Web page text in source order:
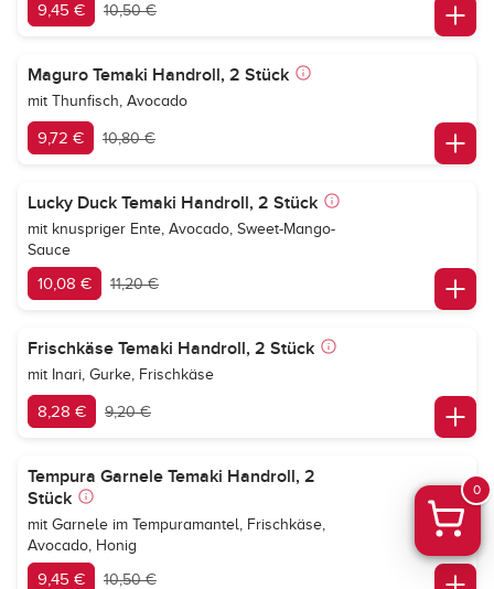
9,45 € 10,50 €
Maguro Temaki Handroll, 2 Stück
mit Thunfisch, Avocado
9,72 € 10,80 €
Lucky Duck Temaki Handroll, 2 Stück
mit knuspriger Ente, Avocado, Sweet-Mango-
Sauce
10,08 € 11,20 €
Frischkäse Temaki Handroll, 2 Stück
mit Inari, Gurke, Frischkäse
8,28 € 9,20 €
Tempura Garnele Temaki Handroll, 2
Stück
mit Garnele im Tempuramantel, Frischkäse,
Avocado, Honig
9,45 € 10,50 €
0